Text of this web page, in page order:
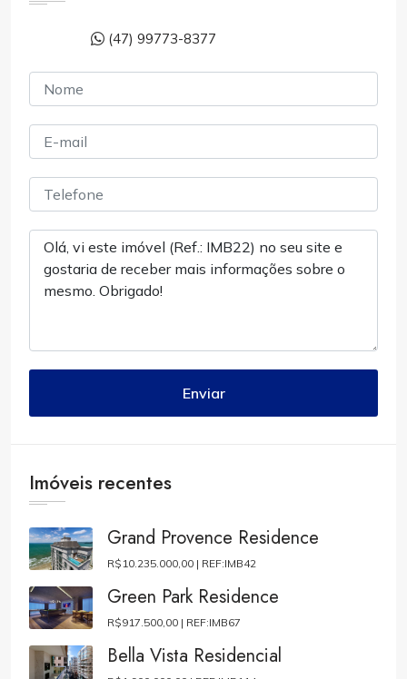
(47) 99773-8377
Enviar
Imóveis recentes
Grand Provence Residence
R$10.235.000,00 | REF:IMB42
Green Park Residence
R$917.500,00 | REF:IMB67
Bella Vista Residencial